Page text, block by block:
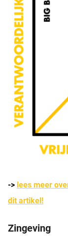
-> lees meer
dit artikel!
Zingeving